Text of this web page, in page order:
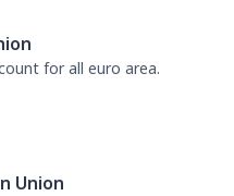
for all euro area.
Union